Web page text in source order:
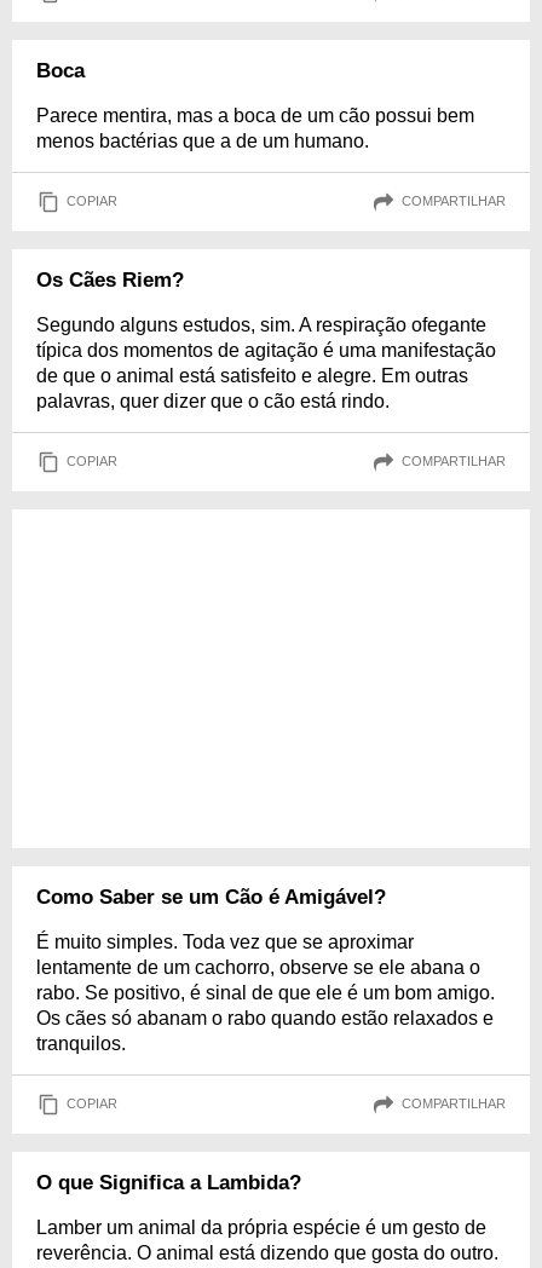
Boca
Parece mentira, mas a boca de um cão possui bem
menos bactérias que a de um humano.
COPIAR COMPARTILHAR
Os Cães Riem?
Segundo alguns estudos, sim. A respiração ofegante
típica dos momentos de agitação é uma manifestação
de que o animal está satisfeito e alegre. Em outras
palavras, quer dizer que o cão está rindo.
COPIAR COMPARTILHAR
Como Saber se um Cão é Amigável?
É muito simples. Toda vez que se aproximar
lentamente de um cachorro, observe se ele abana o
rabo. Se positivo, é sinal de que ele é um bom amigo.
Os cães só abanam o rabo quando estão relaxados e
tranquilos.
COPIAR COMPARTILHAR
O que Significa a Lambida?
Lamber um animal da própria espécie é um gesto de
reverência. O animal está dizendo que gosta do outro.